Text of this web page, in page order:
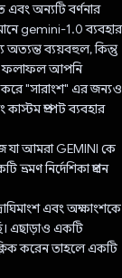
এবং অন্যটি বর্ণনার
gemini-1.0 ব্যবহার
অত্যন্ত ব্যয়বহুল, কিন্তু
ফলাফল আপনি
"সারাংশ" এর জন্যও
প্রম্পট ব্যবহার
যা আমরা GEMINI কে
নির্দেশিকা প্রদান
এবং অক্ষাংশকে
এছাড়াও একটি
করেন তাহলে একটি